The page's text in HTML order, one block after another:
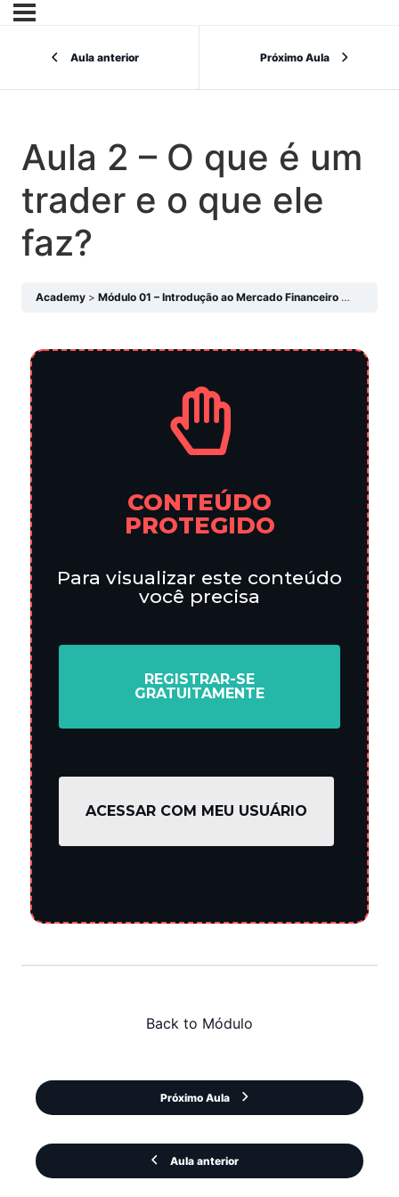
Aula anterior Próximo Aula
Aula 2 – O que é um
trader e o que ele
faz?
Academy Módulo 01 – Introdução ao Mercado Financeiro
CONTEÚDO
PROTEGIDO
Para visualizar este conteúdo
você precisa
REGISTRAR-SE
GRATUITAMENTE
ACESSAR COM MEU USUÁRIO
Aula anterior
Back to Módulo
Próximo Aula